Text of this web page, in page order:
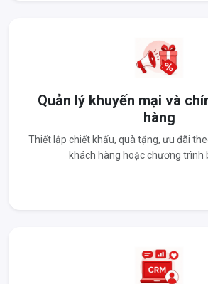
Quản lý khuyến mại và
hàng
Thiết lập chiết khấu, quà tặng, ưu đãi
khách hàng hoặc chương trình